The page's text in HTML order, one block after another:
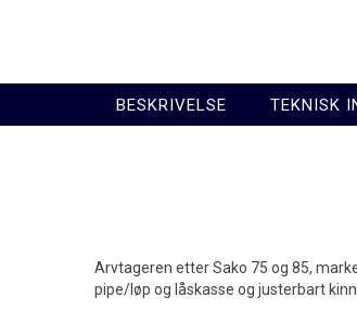
BESKRIVELSE TEKNISK
Arvtageren etter Sako 75 og 85,
pipe/løp og låskasse og justerbart